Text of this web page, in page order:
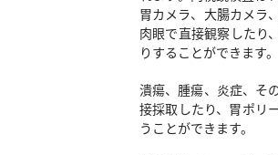
胃カメラ、大腸カメラ
肉眼で直接観察したり
りすることができます。
潰瘍、腫瘍、炎症、そ
接採取したり、胃ポリ
うことができます。